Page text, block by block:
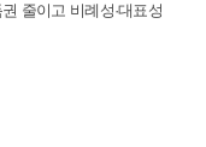
줄이고 비례성·대표성